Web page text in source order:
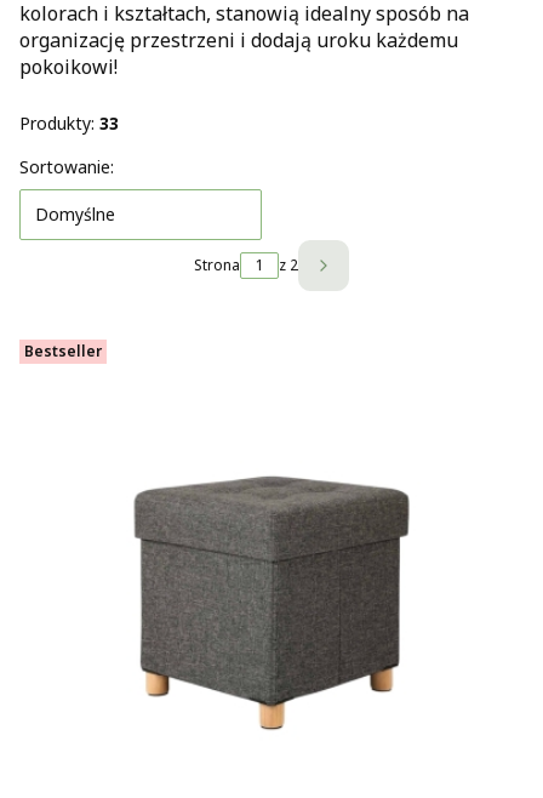
kolorach i kształtach, stanowią idealny sposób na
organizację przestrzeni i dodają uroku każdemu
pokoikowi!
Produkty: 33
Lista produktów
Sortowanie:
Domyślne
Strona z 2 Następne produkty
Bestseller